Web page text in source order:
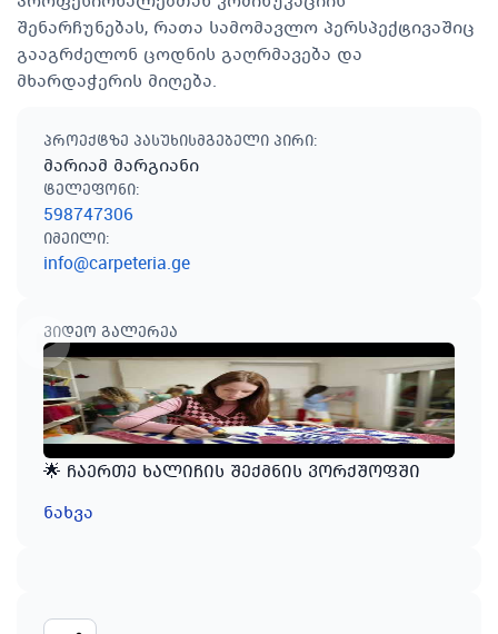
შენარჩუნებას, რათა სამომავლო პერსპექტივაშიც
გააგრძელონ ცოდნის გაღრმავება და
მხარდაჭერის მიღება.
პროექტზე პასუხისმგებელი პირი:
მარიამ მარგიანი
ტელეფონი:
598747306
იმეილი:
info@carpeteria.ge
ვიდეო გალერეა
🌟 ჩაერთე ხალიჩის შექმნის ვორქშოფში
ნახვა